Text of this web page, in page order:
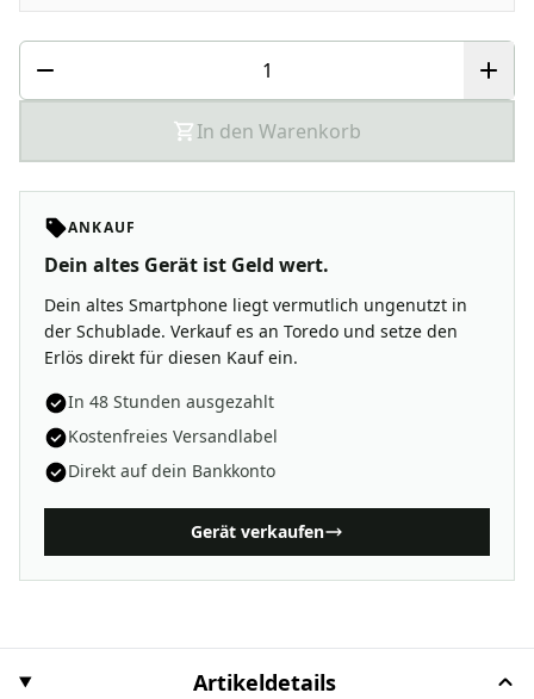
In den Warenkorb
ANKAUF
Dein altes Gerät ist Geld wert.
Dein altes Smartphone liegt vermutlich ungenutzt in
der Schublade. Verkauf es an Toredo und setze den
Erlös direkt für diesen Kauf ein.
In 48 Stunden ausgezahlt
Kostenfreies Versandlabel
Direkt auf dein Bankkonto
Gerät verkaufen
Artikeldetails